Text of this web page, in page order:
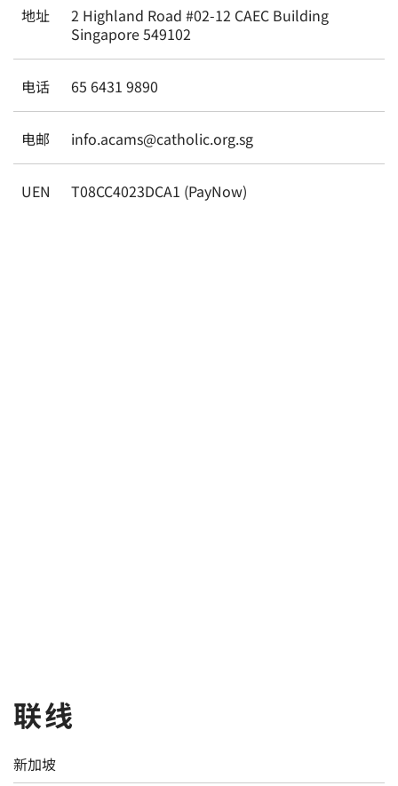
地址
2 Highland Road #02-12 CAEC Building
Singapore 549102
电话 65 6431 9890
电邮 info.acams@catholic.org.sg
UEN T08CC4023DCA1 (PayNow)
联线
新加坡